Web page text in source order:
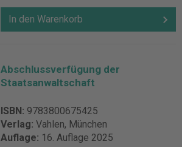
In den Warenkorb
Abschlussverfügung der
Staatsanwaltschaft
ISBN: 9783800675425
Verlag: Vahlen, München
Auflage: 16. Auflage 2025